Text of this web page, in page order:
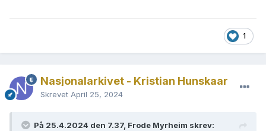
1
Nasjonalarkivet - Kristian Hunskaar
Skrevet April 25, 2024
På 25.4.2024 den 7.37, Frode Myrheim skrev: